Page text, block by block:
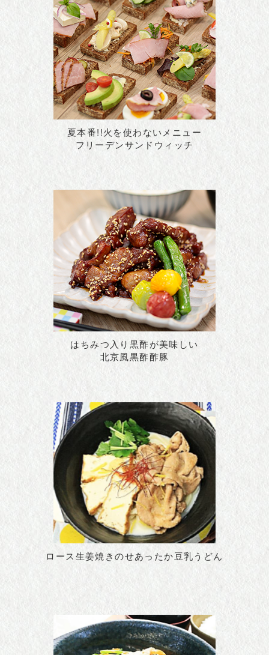
夏本番!!火を使わないメニュー
フリーデンサンドウィッチ
はちみつ入り黒酢が美味しい
北京風黒酢酢豚
ロース生姜焼きのせあったか豆乳うどん